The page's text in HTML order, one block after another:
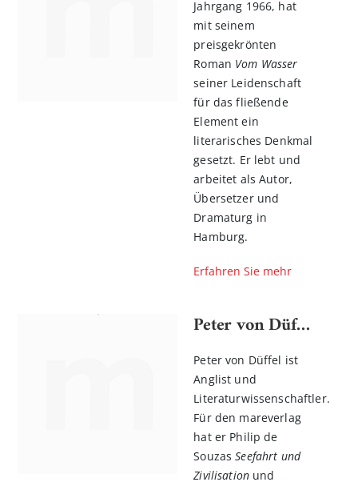
Jahrgang 1966, hat
mit seinem
preisgekrönten
Roman Vom Wasser
seiner Leidenschaft
für das fließende
Element ein
literarisches Denkmal
gesetzt. Er lebt und
arbeitet als Autor,
Übersetzer und
Dramaturg in
Hamburg.
Erfahren Sie mehr
Peter von Düffel
Peter von Düffel ist
Anglist und
Literaturwissenschaftler.
Für den mareverlag
hat er Philip de
SouzasSeefahrt und
Zivilisationund